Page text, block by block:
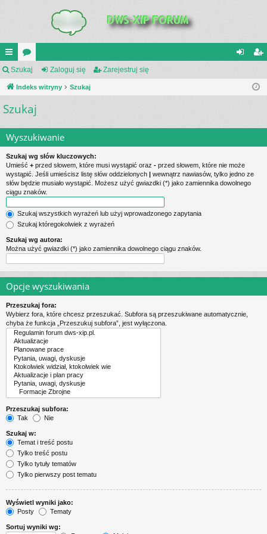
UI
C
K
IN
K
S
or
a ej
Szukaj Zaloguj się Zarejestruj się
Indeks witryny Szukaj
Szukaj
Wyszukiwanie
Szukaj wg słów kluczowych:
Umieść + przed słowem, które musi wystąpić oraz - przed słowem, które nie może
wystąpić. Jeśli umieścisz listę słów oddzielonych | wewnątrz nawiasów, tylko jedno ze
słów będzie musiało wystąpić. Możesz użyć gwiazdki (*) jako zamiennika dowolnego
ciągu znaków.
Szukaj wszystkich wyrażeń lub użyj wprowadzonego zapytania
Szukaj któregokolwiek z wyrażeń
Szukaj wg autora:
Można użyć gwiazdki (*) jako zamiennika dowolnego ciągu znaków.
Opcje wyszukiwania
Przeszukaj fora:
Wybierz fora, które chcesz przeszukać. Subfora są przeszukiwane automatycznie,
chyba że funkcja „Przeszukuj subfora”, jest wyłączona.
Przeszukaj subfora:
Tak
Nie
Szukaj w:
Temat i treść postu
Tylko treść postu
Tylko tytuły tematów
Tylko pierwszy post tematu
Wyświetl wyniki jako:
Posty
Tematy
Sortuj wyniki wg: